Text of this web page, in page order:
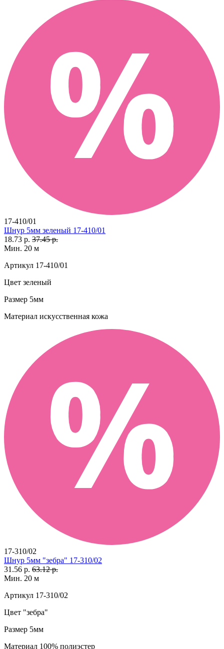
17-410/01
Шнур 5мм зеленый 17-410/01
18.73 р. 37.45 р.
Мин. 20 м
Артикул 17-410/01
Цвет зеленый
Размер 5мм
Материал искусственная кожа
17-310/02
Шнур 5мм "зебра" 17-310/02
31.56 р. 63.12 р.
Мин. 20 м
Артикул 17-310/02
Цвет "зебра"
Размер 5мм
Материал 100% полиэстер